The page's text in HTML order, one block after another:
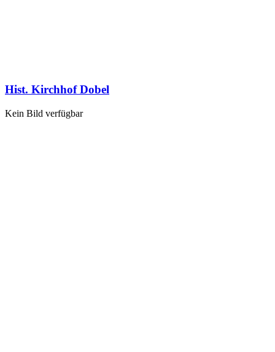
Hist. Kirchhof Dobel
Kein Bild verfügbar